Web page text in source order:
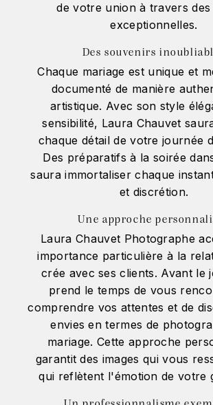
de votre union à travers des
exceptionnelles.
Des souvenirs
Chaque mariage est unique et
documenté de manière
artistique. Avec son style
sensibilité, Laura Chauvet
chaque détail de votre journée
Des préparatifs à la soirée
saura immortaliser chaque
et discrétion.
Une approche
Laura Chauvet Photographe
importance particulière à la
crée avec ses clients. Avant le
prend le temps de vous
comprendre vos attentes et de
envies en termes de
mariage. Cette approche
garantit des images qui vous
qui reflètent l'émotion de votre